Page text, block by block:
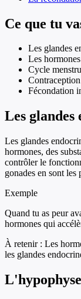
Ce que tu
Les glandes
Les
Cycle
Fécondation
Les glandes
Les glandes
hormones, des
contrôler le
gonades en sont les
Exemple
Quand tu as peur
hormones qui
À retenir : Les
les glandes